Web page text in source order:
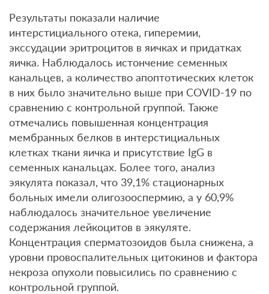
Результаты показали наличие
интерстициального отека, гиперемии,
экссудации эритроцитов в яичках и придатках
яичка. Наблюдалось истончение семенных
канальцев, а количество апоптотических клеток
в них было значительно выше при COVID-19 по
сравнению с контрольной группой. Также
отмечались повышенная концентрация
мембранных белков в интерстициальных
клетках ткани яичка и присутствие IgG в
семенных канальцах. Более того, анализ
эякулята показал, что 39,1% стационарных
больных имели олигозооспермию, а у 60,9%
наблюдалось значительное увеличение
содержания лейкоцитов в эякуляте.
Концентрация сперматозоидов была снижена, а
уровни провоспалительных цитокинов и фактора
некроза опухоли повысились по сравнению с
контрольной группой.